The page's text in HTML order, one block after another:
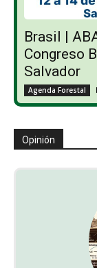
Brasil |
Congreso
Salvador
Agenda Forestal
Opinión